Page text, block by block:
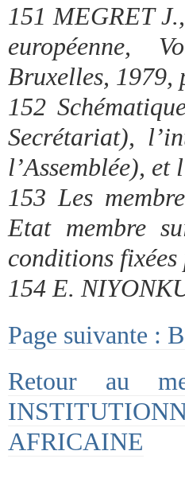
151 MEGRET
européenne,
Bruxelles, 1979,
152
Secrétariat),
l’Assemblée),
153 Les
Etat membre
conditions
154 E.
Page suivante :
Retour au
AFRICAINE